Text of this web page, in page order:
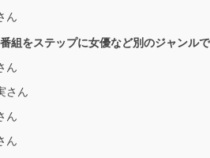
ん
組をステップに女優など別のジャンル
ん
さん
ん
ん